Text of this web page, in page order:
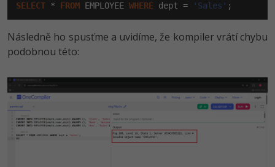
SELECT * FROM EMPLOYEE WHERE dept = 'Sales' ;
Následně ho spusťme a uvidíme, že kompiler vrátí chybu
podobnou této: